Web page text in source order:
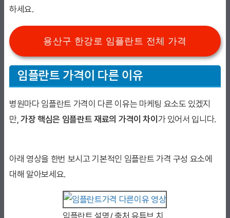
하세요.
용산구 한강로 임플란트 전체 가격
임플란트 가격이 다른 이유
병원마다 임플란트 가격이 다른 이유는 마케팅 요소도 있겠지
만, 가장 핵심은 임플란트 재료의 가격이 차이 가 있어서 입니다.
아래 영상을 한번 보시고 기본적인 임플란트 가격 구성 요소에
대해 알아보세요.